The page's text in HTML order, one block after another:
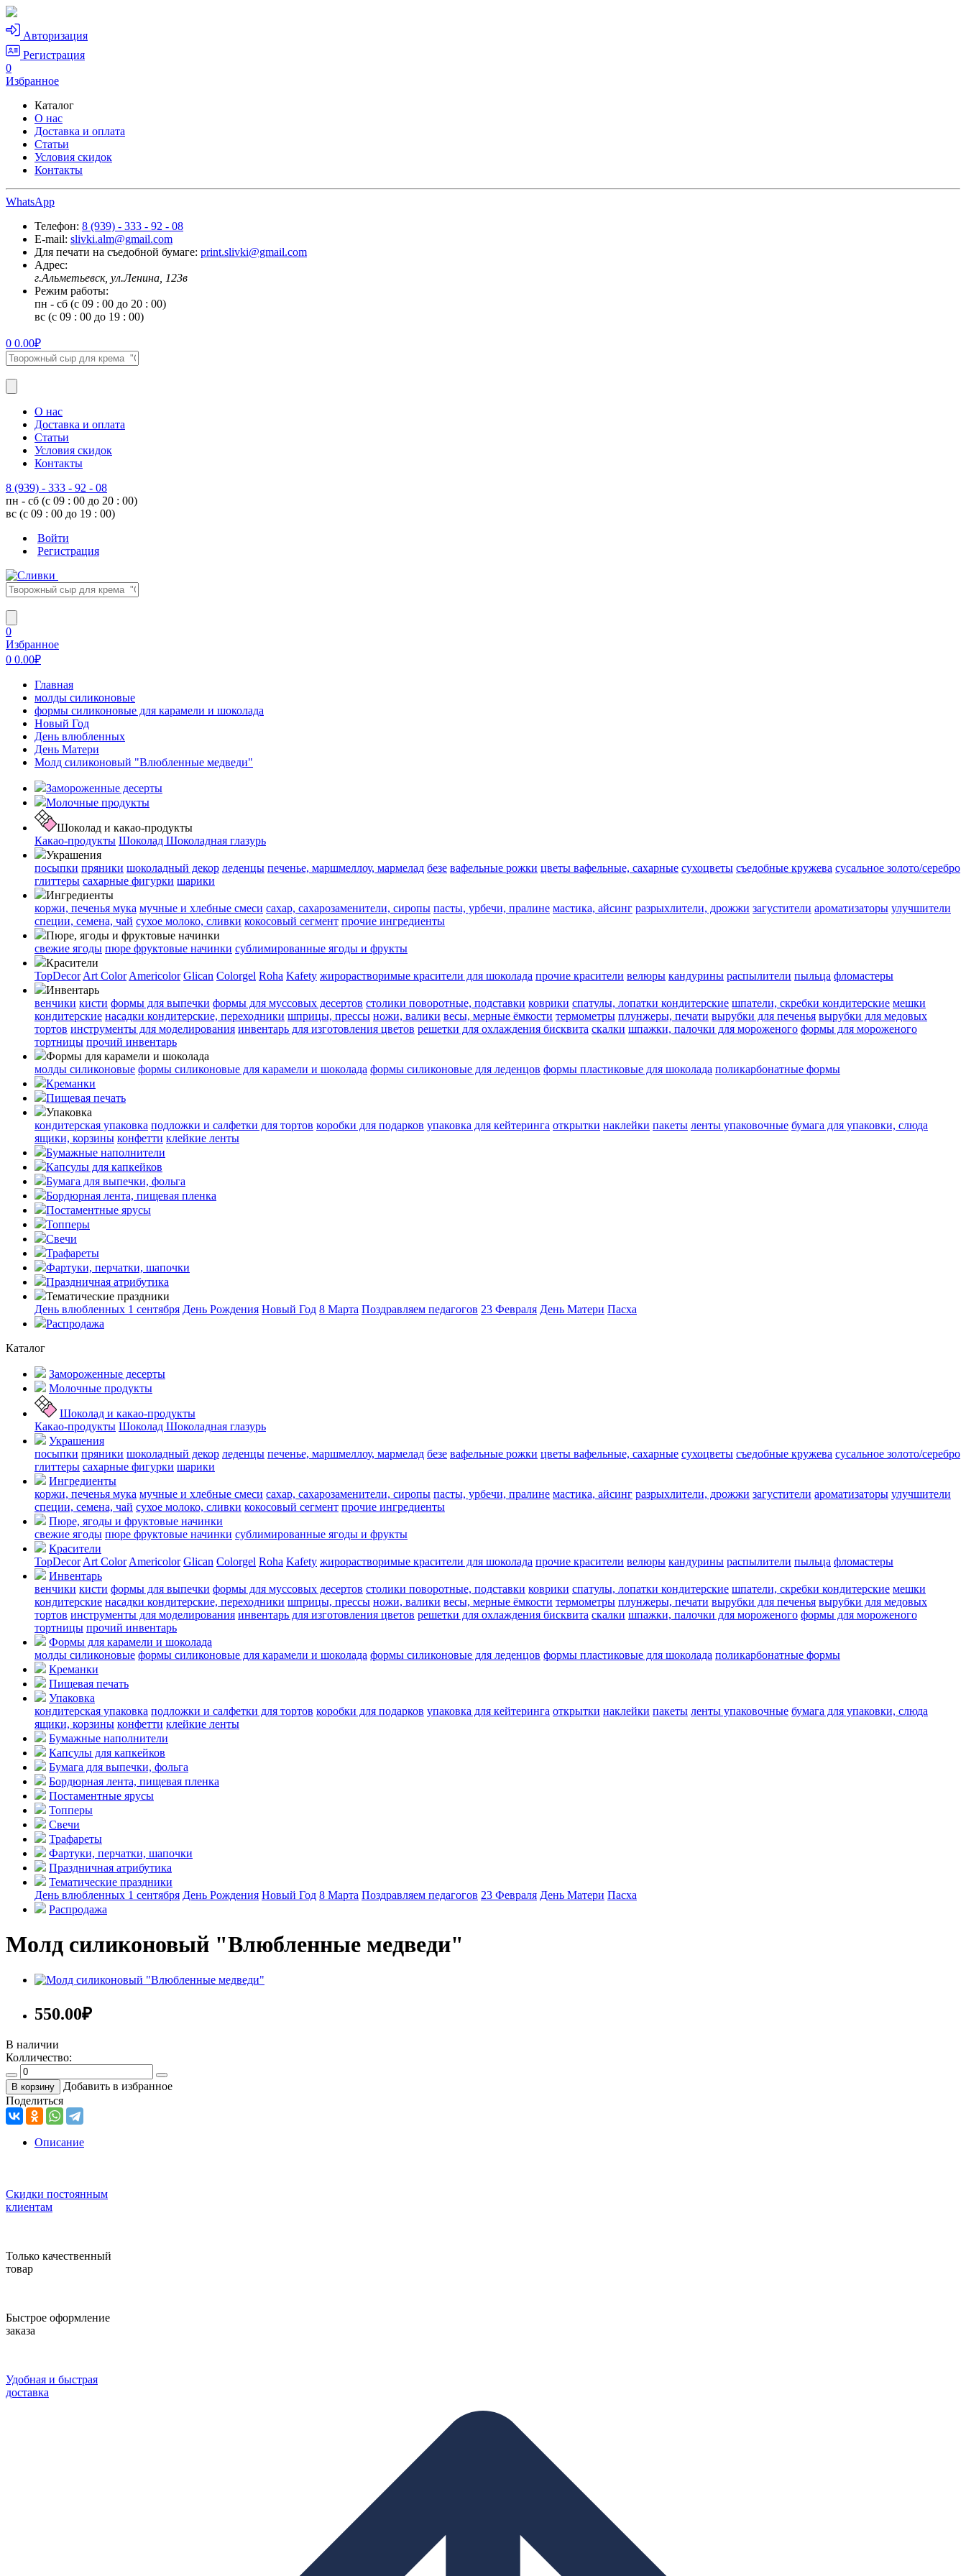
Авторизация
Регистрация
0
Избранное
Каталог
О нас
Доставка и оплата
Статьи
Условия скидок
Контакты
WhatsApp
Телефон: 8 (939) - 333 - 92 - 08
E-mail: slivki.alm@gmail.com
Для печати на съедобной бумаге: print.slivki@gmail.com
Адрес:
г.Альметьевск, ул.Ленина, 123в
Режим работы:
пн - сб (с 09 : 00 до 20 : 00)
вс (с 09 : 00 до 19 : 00)
0 0.00₽
О нас
Доставка и оплата
Статьи
Условия скидок
Контакты
8 (939) - 333 - 92 - 08
пн - сб (с 09 : 00 до 20 : 00)
вс (с 09 : 00 до 19 : 00)
Войти
Регистрация
0
Избранное
0 0.00₽
Главная
молды силиконовые
формы силиконовые для карамели и шоколада
Новый Год
День влюбленных
День Матери
Молд силиконовый "Влюбленные медведи"
Замороженные десерты
Молочные продукты
Шоколад и какао-продукты
Какао-продукты Шоколад Шоколадная глазурь
Украшения
посыпки пряники шоколадный декор леденцы печенье, маршмеллоу, мармелад безе вафельные рожки цветы вафельные, сахарные сухоцветы съедобные кружева сусальное золото/серебро
глиттеры сахарные фигурки шарики
Ингредиенты
коржи, печенья мука мучные и хлебные смеси сахар, сахарозаменители, сиропы пасты, урбечи, пралине мастика, айсинг разрыхлители, дрожжи загустители ароматизаторы улучшители
специи, семена, чай сухое молоко, сливки кокосовый сегмент прочие ингредиенты
Пюре, ягоды и фруктовые начинки
свежие ягоды пюре фруктовые начинки сублимированные ягоды и фрукты
Красители
TopDecor Art Color Americolor Glican Colorgel Roha Kafety жирорастворимые красители для шоколада прочие красители велюры кандурины распылители пыльца фломастеры
Инвентарь
венчики кисти формы для выпечки формы для муссовых десертов столики поворотные, подставки коврики cпатулы, лопатки кондитерские шпатели, скребки кондитерские мешки
кондитерские насадки кондитерские, переходники шприцы, прессы ножи, валики весы, мерные ёмкости термометры плунжеры, печати вырубки для печенья вырубки для медовых
тортов инструменты для моделирования инвентарь для изготовления цветов решетки для охлаждения бисквита скалки шпажки, палочки для мороженого формы для мороженого
тортницы прочий инвентарь
Формы для карамели и шоколада
молды силиконовые формы силиконовые для карамели и шоколада формы силиконовые для леденцов формы пластиковые для шоколада поликарбонатные формы
Креманки
Пищевая печать
Упаковка
кондитерская упаковка подложки и салфетки для тортов коробки для подарков упаковка для кейтеринга открытки наклейки пакеты ленты упаковочные бумага для упаковки, слюда
ящики, корзины конфетти клейкие ленты
Бумажные наполнители
Капсулы для капкейков
Бумага для выпечки, фольга
Бордюрная лента, пищевая пленка
Постаментные ярусы
Топперы
Свечи
Трафареты
Фартуки, перчатки, шапочки
Праздничная атрибутика
Тематические праздники
День влюбленных 1 сентября День Рождения Новый Год 8 Марта Поздравляем педагогов 23 Февраля День Матери Пасха
Распродажа
Каталог
Замороженные десерты
Молочные продукты
Шоколад и какао-продукты
Какао-продукты Шоколад Шоколадная глазурь
Украшения
посыпки пряники шоколадный декор леденцы печенье, маршмеллоу, мармелад безе вафельные рожки цветы вафельные, сахарные сухоцветы съедобные кружева сусальное золото/серебро
глиттеры сахарные фигурки шарики
Ингредиенты
коржи, печенья мука мучные и хлебные смеси сахар, сахарозаменители, сиропы пасты, урбечи, пралине мастика, айсинг разрыхлители, дрожжи загустители ароматизаторы улучшители
специи, семена, чай сухое молоко, сливки кокосовый сегмент прочие ингредиенты
Пюре, ягоды и фруктовые начинки
свежие ягоды пюре фруктовые начинки сублимированные ягоды и фрукты
Красители
TopDecor Art Color Americolor Glican Colorgel Roha Kafety жирорастворимые красители для шоколада прочие красители велюры кандурины распылители пыльца фломастеры
Инвентарь
венчики кисти формы для выпечки формы для муссовых десертов столики поворотные, подставки коврики cпатулы, лопатки кондитерские шпатели, скребки кондитерские мешки
кондитерские насадки кондитерские, переходники шприцы, прессы ножи, валики весы, мерные ёмкости термометры плунжеры, печати вырубки для печенья вырубки для медовых
тортов инструменты для моделирования инвентарь для изготовления цветов решетки для охлаждения бисквита скалки шпажки, палочки для мороженого формы для мороженого
тортницы прочий инвентарь
Формы для карамели и шоколада
молды силиконовые формы силиконовые для карамели и шоколада формы силиконовые для леденцов формы пластиковые для шоколада поликарбонатные формы
Креманки
Пищевая печать
Упаковка
кондитерская упаковка подложки и салфетки для тортов коробки для подарков упаковка для кейтеринга открытки наклейки пакеты ленты упаковочные бумага для упаковки, слюда
ящики, корзины конфетти клейкие ленты
Бумажные наполнители
Капсулы для капкейков
Бумага для выпечки, фольга
Бордюрная лента, пищевая пленка
Постаментные ярусы
Топперы
Свечи
Трафареты
Фартуки, перчатки, шапочки
Праздничная атрибутика
Тематические праздники
День влюбленных 1 сентября День Рождения Новый Год 8 Марта Поздравляем педагогов 23 Февраля День Матери Пасха
Распродажа
Молд силиконовый "Влюбленные медведи"
550.00₽
В наличии
Колличество:
В корзину
Добавить в избранное
Поделиться
Описание
Скидки постоянным
клиентам
Только качественный
товар
Быстрое оформление
заказа
Удобная и быстрая
доставка